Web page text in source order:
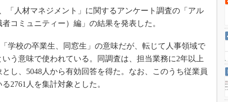
AUTOMOTIVE WORLD
産業オープンネット展
3Dプリンタ
S＆OP
インダストリー4.0
イノベーション
「人材マネジメント」に関するアンケート調査の「アル
コミュニティー）編」の結果を発表した。
学校の卒業生、同窓生」の意味だが、転じて人事領域で
う意味で使われている。同調査は、担当業務に2年以上
し、5048人から有効回答を得た。なお、このうち従業員
2761人を集計対象とした。